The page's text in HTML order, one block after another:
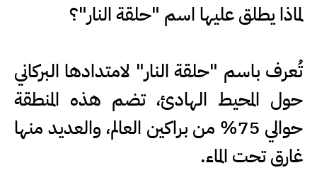
لماذا يطلق عليها اسم "حلقة النار"؟
تُعرف باسم "حلقة النار" لامتدادها البركاني
حول المحيط الهادئ، تضم هذه المنطقة
حوالي 75% من براكين العالم، والعديد منها
غارق تحت الماء.